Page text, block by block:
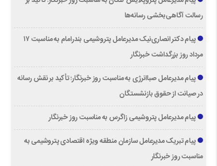
رسالت آگاهی‌بخشی رسانه‌ها
پیام دکتر انصاری‌نیک مدیرعامل پتروشیمی بندرامام به مناسبت ۱۷
مرداد روز بزرگداشت خبرنگار
پیام مدیرعامل صباانرژی به مناسبت روز خبرنگار؛ تأکید بر نقش رسانه
در صیانت از حقوق بازنشستگان
پیام مدیرعامل پتروشیمی زاگرس به مناسبت روز خبرنگار
پیام تبریک مدیرعامل سازمان منطقه ویژه اقتصادی پتروشیمی به
مناسبت روز خبرنگار